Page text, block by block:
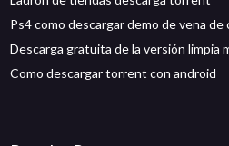
Ps4 como descargar demo de vena de
Descarga gratuita de la versión limpia
Como descargar torrent con android